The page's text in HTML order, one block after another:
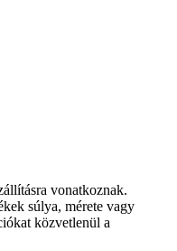
vonatkoznak.
súlya, mérete vagy
közvetlenül a